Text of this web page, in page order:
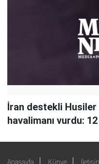
İran destekli
havalimanı vurdu:
Anasayfa Künye